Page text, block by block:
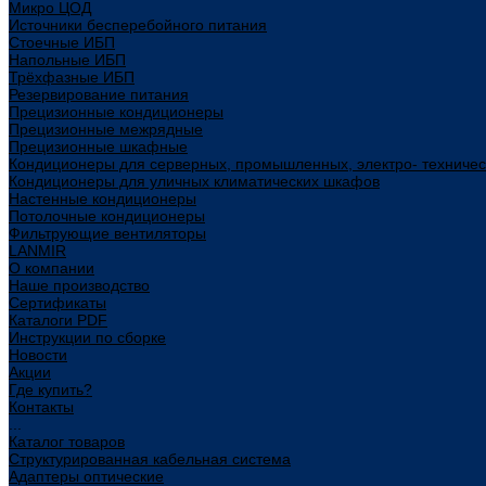
Микро ЦОД
Источники бесперебойного питания
Стоечные ИБП
Напольные ИБП
Трёхфазные ИБП
Резервирование питания
Прецизионные кондиционеры
Прецизионные межрядные
Прецизионные шкафные
Кондиционеры для серверных, промышленных, электро-
Кондиционеры для уличных климатических шкафов
Настенные кондиционеры
Потолочные кондиционеры
Фильтрующие вентиляторы
LANMIR
О компании
Наше производство
Сертификаты
Каталоги PDF
Инструкции по сборке
Новости
Акции
Где купить?
Контакты
Каталог товаров
Структурированная кабельная система
Адаптеры оптические